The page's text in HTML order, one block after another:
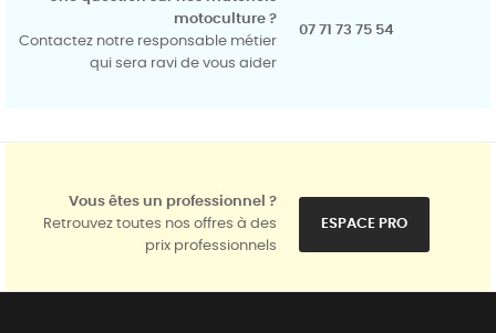
motoculture ?
Contactez notre responsable métier
qui sera ravi de vous aider
07 71 73 75 54
Vous êtes un professionnel ?
Retrouvez toutes nos offres à des
prix professionnels
ESPACE PRO